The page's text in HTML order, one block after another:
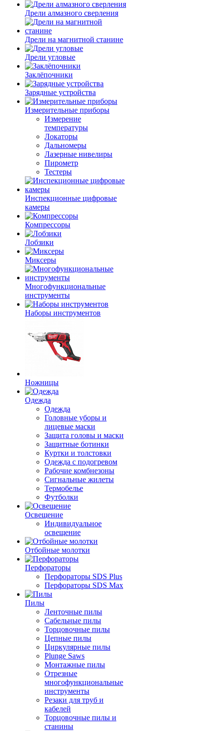
Дрели алмазного сверления
Дрели на магнитной станине
Дрели угловые
Заклёпочники
Зарядные устройства
Измерительные приборы
Измерение
температуры
Локаторы
Дальномеры
Лазерные нивелиры
Пирометр
Тестеры
Инспекционные цифровые
камеры
Компрессоры
Лобзики
Миксеры
Многофункциональные
инструменты
Наборы инструментов
Ножницы
Одежда
Одежда
Головные уборы и
лицевые маски
Защита головы и маски
Защитные ботинки
Куртки и толстовки
Одежда с подогревом
Рабочие комбнезоны
Сигнальные жилеты
Термобелье
Футболки
Освещение
Индивидуальное
освещение
Отбойные молотки
Перфораторы
Перфораторы SDS Plus
Перфораторы SDS Max
Пилы
Ленточные пилы
Сабельные пилы
Торцовочные пилы
Цепные пилы
Циркулярные пилы
Plunge Saws
Монтажные пилы
Отрезные
многофункциональные
инструменты
Резаки для труб и
кабелей
Торцовочные пилы и
станины